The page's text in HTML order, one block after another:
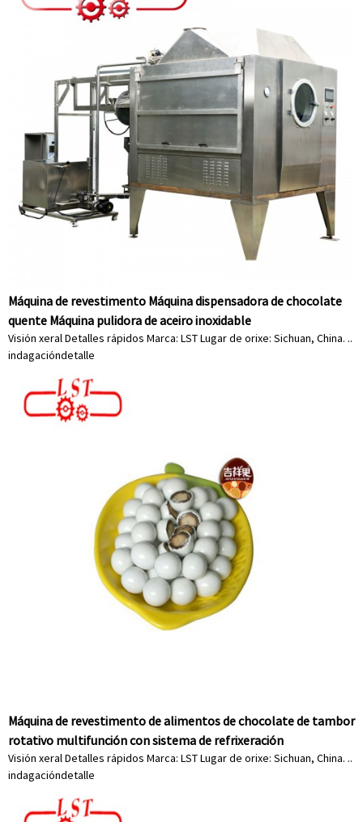
Máquina de revestimento Máquina dispensadora de chocolate
quente Máquina pulidora de aceiro inoxidable
Visión xeral Detalles rápidos Marca: LST Lugar de orixe: Sichuan, China. ..
indagacióndetalle
Máquina de revestimento de alimentos de chocolate de tambor
rotativo multifunción con sistema de refrixeración
Visión xeral Detalles rápidos Marca: LST Lugar de orixe: Sichuan, China. ..
indagacióndetalle